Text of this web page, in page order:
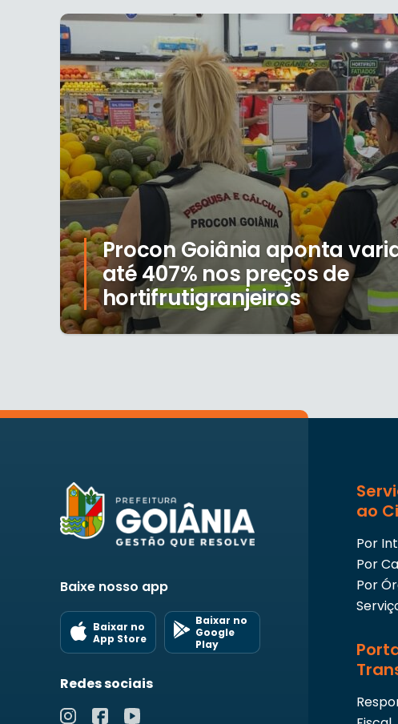
Procon Goiânia aponta
até 407% nos preços de
hortifrutigranjeiros
Baixe nosso app
Baixar no
App Store
Baixar no
Google
Play
Redes sociais
ao
Por
Por
Por